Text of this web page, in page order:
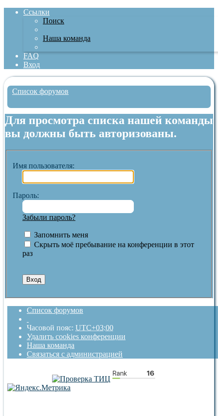
Ссылки
Поиск
Наша команда
FAQ
Вход
Список форумов
Для просмотра списка нашей команды
вы должны быть авторизованы.
Имя пользователя:
Пароль:
Забыли пароль?
Запомнить меня
Скрыть моё пребывание на конференции в этот
раз
Список форумов
Часовой пояс: UTC+03:00
Удалить cookies конференции
Наша команда
Связаться с администрацией